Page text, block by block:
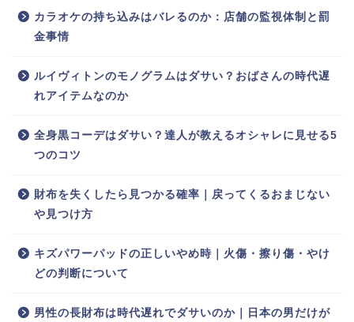
カラオケの持ち込みはバレるのか：店舗の監視体制と罰
金事情
ルイヴィトンのモノグラムはダサい？おばさんの時代遅
れアイテムなのか
全身黒コーデはダサい？達人が教えるオシャレに見せる5
つのコツ
財布を失くしたら見つかる確率｜戻ってくるおまじない
や見つけ方
キズパワーパッドの正しいやめ時｜火傷・擦り傷・やけ
どの判断について
男性の長財布は時代遅れでダサいのか｜日本の男だけが